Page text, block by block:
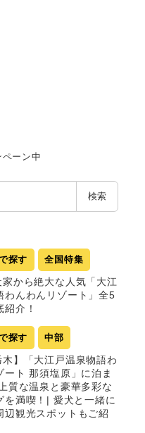
ーン中
検索
探す 全国特集
家から絶大な人気「大江
わんわんリゾート」全5
介！
探す 中部
木】「大江戸温泉物語わ
ート 那須塩原」に泊ま
質な温泉と豪華多彩な
を満喫！| 愛犬と一緒に
辺観光スポットもご紹